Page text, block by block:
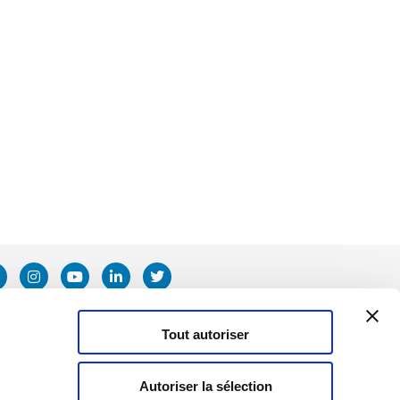
Tout autoriser
Autoriser la sélection